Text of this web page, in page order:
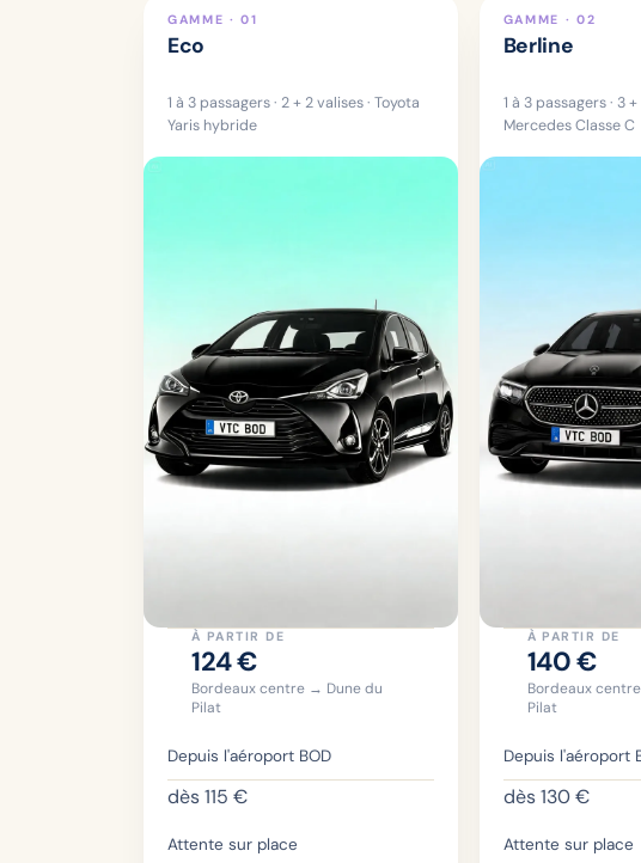
GAMME · 01
Eco
1 à 3 passagers · 2 + 2 valises · Toyota
Yaris hybride
À PARTIR DE
124€
Bordeaux centre → Dune du
Pilat
Depuis l'aéroport BOD
dès115 €
Attente sur place
GAMME · 02
Berline
1 à 3 passagers · 3 +
Mercedes Classe C
À PARTIR DE
140€
Bordeaux
Pilat
Depuis l'aéroport
dès130€
Attente sur place